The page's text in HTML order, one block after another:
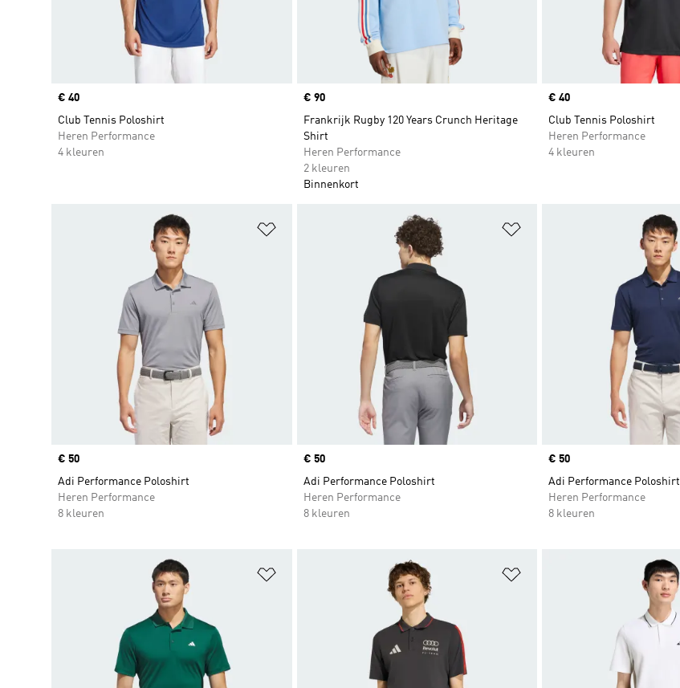
Price
€ 40
Club Tennis Poloshirt
Heren Performance
4 kleuren
Price
€ 90
Frankrijk Rugby 120 Years Crunch Heritage
Shirt
Heren Performance
2 kleuren
Binnenkort
Price
€ 40
Club Tennis Poloshirt
Heren Performance
4 kleuren
Price
€ 50
Adi Performance Poloshirt
Heren Performance
8 kleuren
Op verlanglijst zetten
Price
€ 50
Adi Performance Poloshirt
Heren Performance
8 kleuren
Price
€ 50
Adi Performance Poloshirt
Heren Performance
8 kleuren
Op verlanglijst zetten